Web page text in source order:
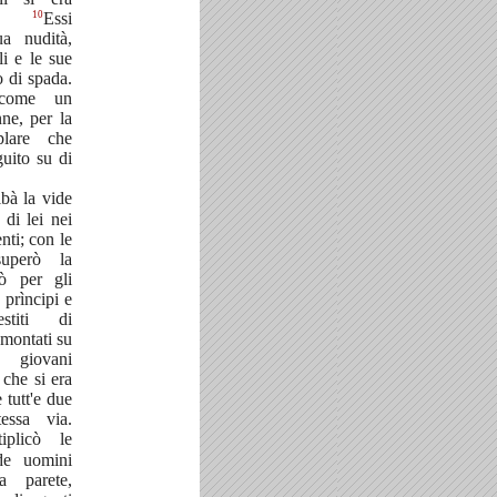
10Essi
nudità,
e le sue
di spada.
un
per la
che
su di
la vide
di lei nei
con le
la
per gli
e
di
su
si era
tutt'e due
via.
le
uomini
parete,